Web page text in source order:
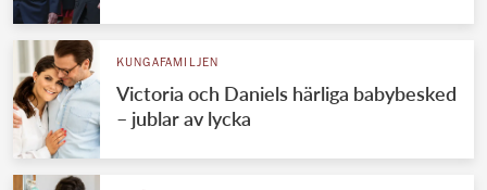
VÄRLDENS KUNGAHUS
Svenska kungahuset
Brittiska kungahuset
REDAKTION
KUNGAFAMILJEN
Victoria och Daniels härliga babybesked
– jublar av lycka